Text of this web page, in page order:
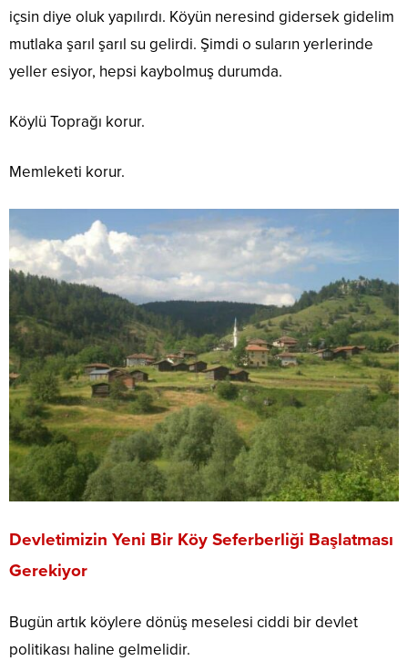
içsin diye oluk yapılırdı. Köyün neresind gidersek gidelim
mutlaka şarıl şarıl su gelirdi. Şimdi o suların yerlerinde
yeller esiyor, hepsi kaybolmuş durumda.
Köylü Toprağı korur.
Memleketi korur.
Devletimizin Yeni Bir Köy Seferberliği Başlatması
Gerekiyor
Bugün artık köylere dönüş meselesi ciddi bir devlet
politikası haline gelmelidir.